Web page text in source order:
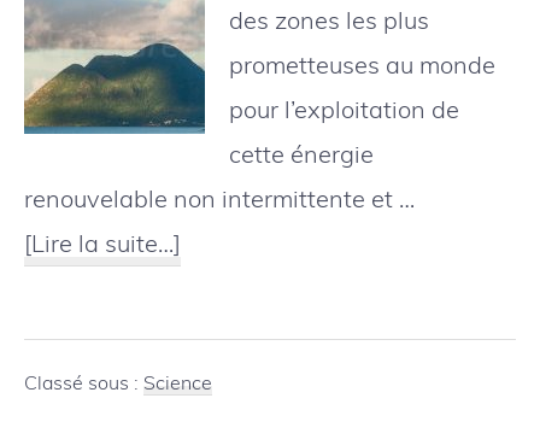
des zones les plus
prometteuses au monde
pour l’exploitation de
cette énergie
renouvelable non intermittente et …
[Lire la suite…]
Thermique
des
Classé sous : Science